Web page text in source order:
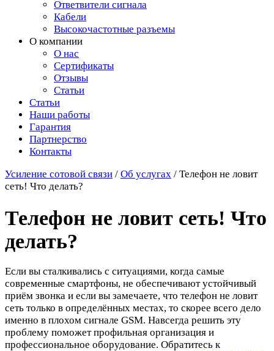
Ответвители сигнала
Кабели
Высокочастотные разъемы
О компании
О нас
Сертификаты
Отзывы
Статьи
Статьи
Наши работы
Гарантия
Партнерство
Контакты
Усиление сотовой связи / Об услугах / Телефон не ловит
сеть! Что делать?
Телефон не ловит сеть! Что
делать?
Если вы сталкивались с ситуациями, когда самые
современные смартфоны, не обеспечивают устойчивый
приём звонка и если вы замечаете, что телефон не ловит
сеть только в определённых местах, то скорее всего дело
именно в плохом сигнале GSM. Навсегда решить эту
проблему поможет профильная организация и
профессиональное оборудование. Обратитесь к